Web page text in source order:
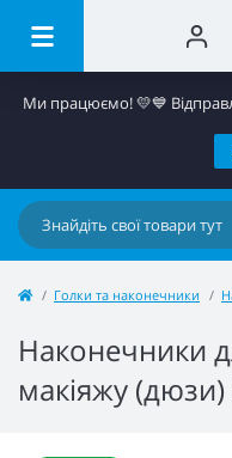
Ми працюємо! 💛​💙
Голки та наконечники
Наконечники
макіяжу (дюзи)